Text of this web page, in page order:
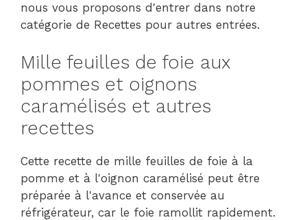
nous vous proposons d'entrer dans notre
catégorie de Recettes pour autres entrées.
Mille feuilles de foie aux
pommes et oignons
caramélisés et autres
recettes
Cette recette de mille feuilles de foie à la
pomme et à l'oignon caramélisé peut être
préparée à l'avance et conservée au
réfrigérateur, car le foie ramollit rapidement.